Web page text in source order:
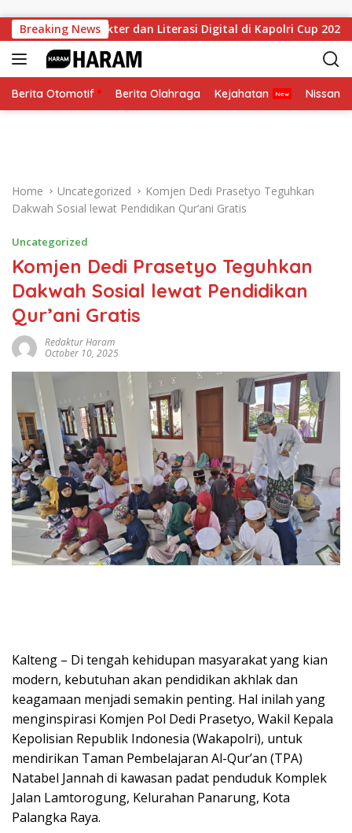
Breaking News
Karakter dan Literasi Digital di Kapolri Cup 2026
Berita Otomotif Berita Olahraga Kejahatan Nissan
Home Uncategorized
Komjen Dedi Prasetyo Teguhkan
Dakwah Sosial lewat Pendidikan Qur’ani Gratis
Uncategorized
Komjen Dedi Prasetyo Teguhkan
Dakwah Sosial lewat Pendidikan
Qur’ani Gratis
Redaktur Haram
October 10, 2025
Kalteng – Di tengah kehidupan masyarakat yang kian
modern, kebutuhan akan pendidikan akhlak dan
keagamaan menjadi semakin penting. Hal inilah yang
menginspirasi Komjen Pol Dedi Prasetyo, Wakil Kepala
Kepolisian Republik Indonesia (Wakapolri), untuk
mendirikan Taman Pembelajaran Al-Qur’an (TPA)
Natabel Jannah di kawasan padat penduduk Komplek
Jalan Lamtorogung, Kelurahan Panarung, Kota
Palangka Raya.